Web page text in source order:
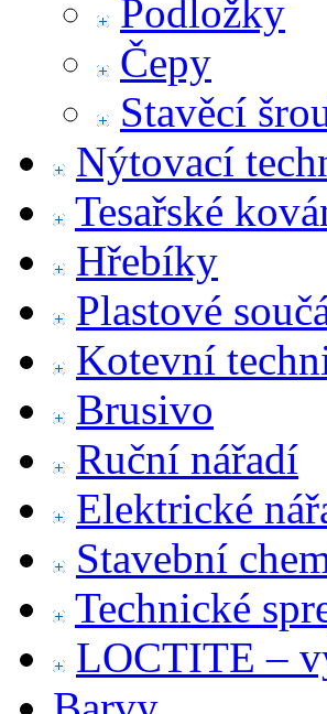
Podložky
Čepy
Stavěcí
Nýtovací
Tesařské
Hřebíky
Plastové
Kotevní
Brusivo
Ruční nářadí
Elektrické
Stavební
Technické
LOCTITE –